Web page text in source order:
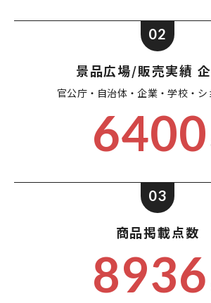
02
景品広場/販売実績
官公庁・自治体・企業・学校・シ
6400
03
商品掲載点数
8936